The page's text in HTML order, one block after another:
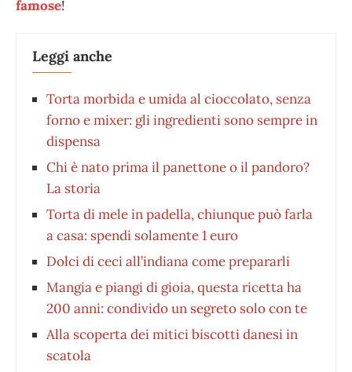
famose!
Leggi anche
Torta morbida e umida al cioccolato, senza
forno e mixer: gli ingredienti sono sempre in
dispensa
Chi è nato prima il panettone o il pandoro?
La storia
Torta di mele in padella, chiunque può farla
a casa: spendi solamente 1 euro
Dolci di ceci all’indiana come prepararli
Mangia e piangi di gioia, questa ricetta ha
200 anni: condivido un segreto solo con te
Alla scoperta dei mitici biscotti danesi in
scatola